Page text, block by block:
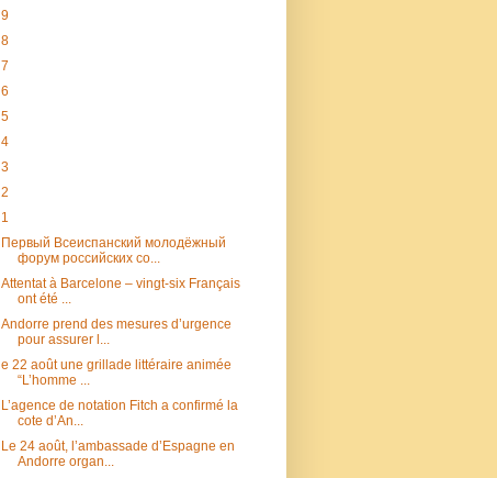
9
8
7
6
5
4
3
2
1
Первый Всеиспанский молодёжный
форум российских со...
Attentat à Barcelone – vingt-six Français
ont été ...
Andorre prend des mesures d’urgence
pour assurer l...
e 22 août une grillade littéraire animée
“L’homme ...
L’agence de notation Fitch a confirmé la
cote d’An...
Le 24 août, l’ambassade d’Espagne en
Andorre organ...